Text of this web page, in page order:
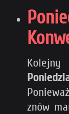
znów